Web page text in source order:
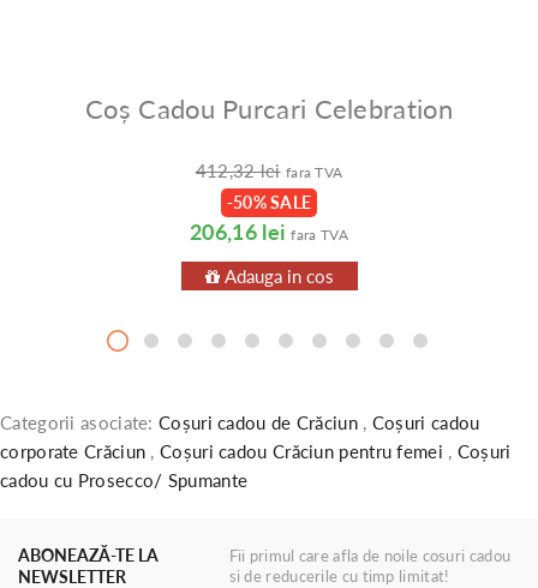
Coș Cadou Purcari Celebration
412,32 lei fara TVA
-50% SALE
206,16 lei fara TVA
Adauga in cos
Categorii asociate:Coșuri cadou de Crăciun
Coșuri cadou
corporate Crăciun
,Coșuri cadou Crăciun pentru femei
Coșuri
cadou cu Prosecco/ Spumante
ABONEAZĂ-TE LA
NEWSLETTER
Fii primul care afla de noile cosuri cadou
si de reducerile cu timp limitat!